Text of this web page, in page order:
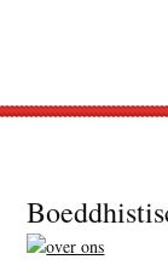
Footer